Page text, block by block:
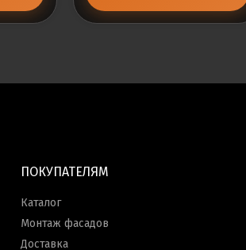
ПОКУПАТЕЛЯМ
Каталог
Монтаж фасадов
Доставка